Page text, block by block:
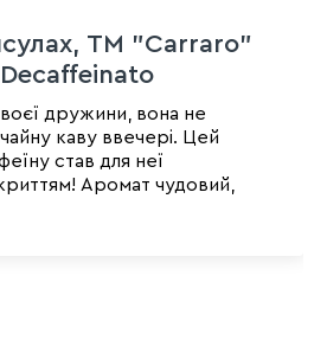
ТМ "Carraro"
10 штдружини, вона не
каву ввечері. Цей
став для неї
Аромат чудовий,